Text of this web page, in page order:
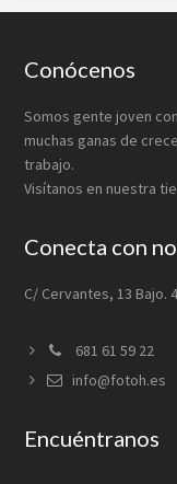
Footer
Conócenos
Somos gente joven
muchas ganas de
trabajo.
Visítanos en nuestra
Conecta con
C/ Cervantes, 13 Bajo.
681 61 59 22
info@fotoh.es
Encuéntranos